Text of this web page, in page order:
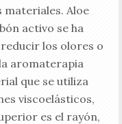
materiales. Aloe
activo se ha
los olores o
aromaterapia
que se utiliza
viscoelásticos,
es el rayón,